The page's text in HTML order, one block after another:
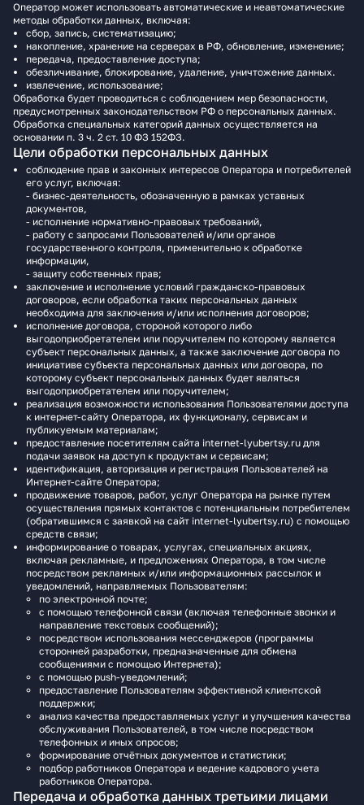
Оператор может использовать автоматические и неавтоматические
методы обработки данных, включая:
сбор, запись, систематизацию;
накопление, хранение на серверах в РФ, обновление, изменение;
передача, предоставление доступа;
обезличивание, блокирование, удаление, уничтожение данных.
извлечение, использование;
Обработка будет проводиться c соблюдением мер безопасности,
предусмотренных законодательством РФ о персональных данных.
Обработка специальных категорий данных осуществляется на
основании п. 3 ч. 2 ст. 10 ФЗ 152ФЗ.
Цели обработки персональных данных
соблюдение прав и законных интересов Оператора и потребителей
его услуг, включая:
- бизнес-деятельность, обозначенную в рамках уставных
документов,
- исполнение нормативно-правовых требований,
- работу с запросами Пользователей и/или органов
государственного контроля, применительно к обработке
информации,
- защиту собственных прав;
заключение и исполнение условий гражданско-правовых
договоров, если обработка таких персональных данных
необходима для заключения и/или исполнения договоров;
исполнение договора, стороной которого либо
выгодоприобретателем или поручителем по которому является
субъект персональных данных, а также заключение договора по
инициативе субъекта персональных данных или договора, по
которому субъект персональных данных будет являться
выгодоприобретателем или поручителем;
реализация возможности использования Пользователями доступа
к интернет-сайту Оператора, их функционалу, сервисам и
публикуемым материалам;
предоставление посетителям сайта internet-lyubertsy.ru для
подачи заявок на доступ к продуктам и сервисам;
идентификация, авторизация и регистрация Пользователей на
Интернет-сайте Оператора;
продвижение товаров, работ, услуг Оператора на рынке путем
осуществления прямых контактов с потенциальным потребителем
(обратившимся с заявкой на сайт internet-lyubertsy.ru) с помощью
средств связи;
информирование о товарах, услугах, специальных акциях,
включая рекламные, и предложениях Оператора, в том числе
посредством рекламных и/или информационных рассылок и
уведомлений, направляемых Пользователям:
по электронной почте;
с помощью телефонной связи (включая телефонные звонки и
направление текстовых сообщений);
посредством использования мессенджеров (программы
сторонней разработки, предназначенные для обмена
сообщениями с помощью Интернета);
с помощью push-уведомлений;
предоставление Пользователям эффективной клиентской
поддержки;
анализ качества предоставляемых услуг и улучшения качества
обслуживания Пользователей, в том числе посредством
телефонных и иных опросов;
формирование отчётных документов и статистики;
подбор работников Оператора и ведение кадрового учета
работников Оператора.
Передача и обработка данных третьими лицами